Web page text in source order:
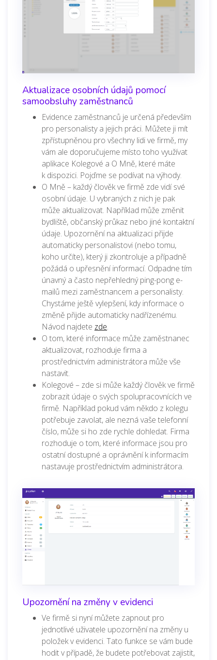
Aktualizace osobních údajů pomocí
samoobsluhy zaměstnanců
Evidence zaměstnanců je určená především
pro personalisty a jejich práci. Můžete ji mít
zpřístupněnou pro všechny lidi ve firmě, my
vám ale doporučujeme místo toho využívat
aplikace Kolegové a O Mně, které máte
k dispozici. Pojďme se podívat na výhody.
O Mně – každý člověk ve firmě zde vidí své
osobní údaje. U vybraných z nich je pak
může aktualizovat. Například může změnit
bydliště, občanský průkaz nebo jiné kontaktní
údaje. Upozornění na aktualizaci přijde
automaticky personalistovi (nebo tomu,
koho určíte), který ji zkontroluje a případně
požádá o upřesnění informací. Odpadne tím
únavný a často nepřehledný ping-pong e-
mailů mezi zaměstnancem a personalisty.
Chystáme ještě vylepšení, kdy informace o
změně přijde automaticky nadřízenému.
Návod najdete zde.
O tom, které informace může zaměstnanec
aktualizovat, rozhoduje firma a
prostřednictvím administrátora může vše
nastavit.
Kolegové – zde si může každý člověk ve firmě
zobrazit údaje o svých spolupracovnících ve
firmě. Například pokud vám někdo z kolegu
potřebuje zavolat, ale nezná vaše telefonní
číslo, může si ho zde rychle dohledat. Firma
rozhoduje o tom, které informace jsou pro
ostatní dostupné a oprávnění k informacím
nastavuje prostřednictvím administrátora.
Upozornění na změny v evidenci
Ve firmě si nyní můžete zapnout pro
jednotlivé uživatele upozornění na změny u
položek v evidenci. Tato funkce se vám bude
hodit v případě, že budete potřebovat zajistit,